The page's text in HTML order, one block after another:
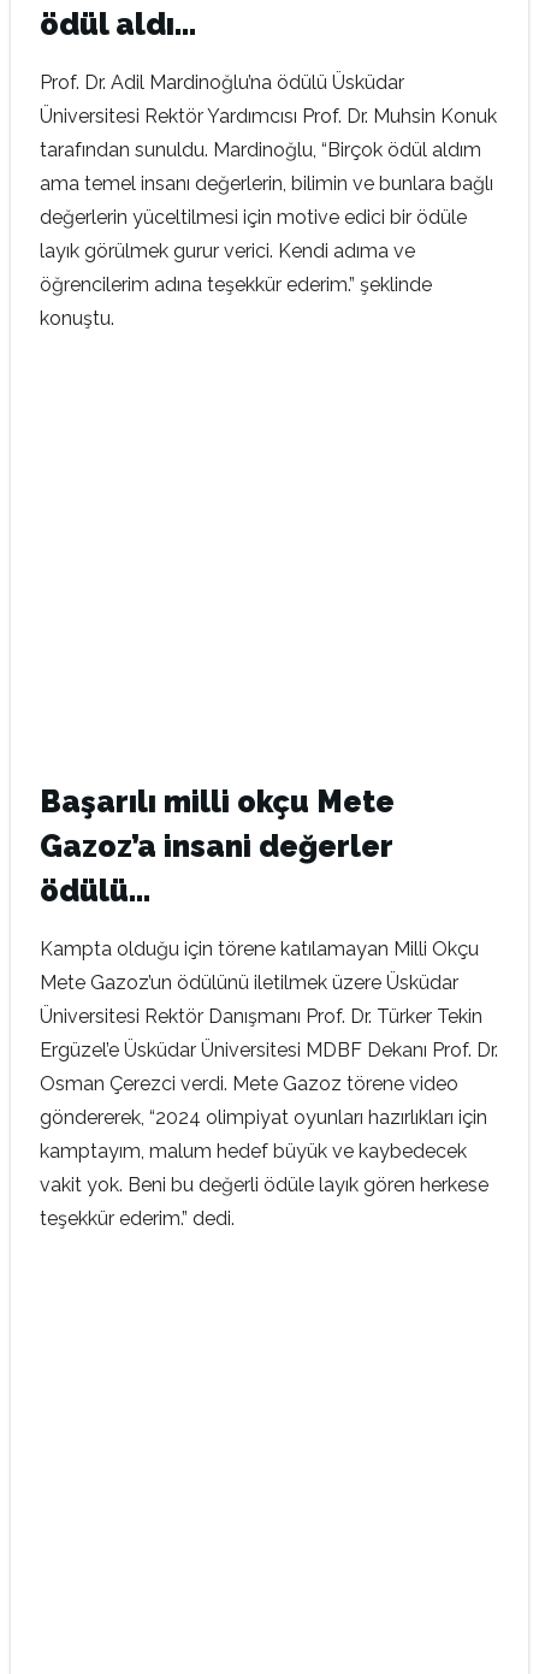
ödül aldı…
Prof. Dr. Adil Mardinoğlu’na ödülü Üsküdar
Üniversitesi Rektör Yardımcısı Prof. Dr. Muhsin Konuk
tarafından sunuldu. Mardinoğlu, “Birçok ödül aldım
ama temel insanı değerlerin, bilimin ve bunlara bağlı
değerlerin yüceltilmesi için motive edici bir ödüle
layık görülmek gurur verici. Kendi adıma ve
öğrencilerim adına teşekkür ederim.” şeklinde
konuştu.
Başarılı milli okçu Mete
Gazoz’a insani değerler
ödülü…
Kampta olduğu için törene katılamayan Milli Okçu
Mete Gazoz’un ödülünü iletilmek üzere Üsküdar
Üniversitesi Rektör Danışmanı Prof. Dr. Türker Tekin
Ergüzel’e Üsküdar Üniversitesi MDBF Dekanı Prof. Dr.
Osman Çerezci verdi. Mete Gazoz törene video
göndererek, “2024 olimpiyat oyunları hazırlıkları için
kamptayım, malum hedef büyük ve kaybedecek
vakit yok. Beni bu değerli ödüle layık gören herkese
teşekkür ederim.” dedi.